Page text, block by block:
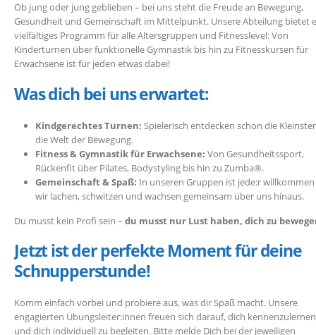
Ob jung oder jung geblieben – bei uns steht die Freude an Bewegung,
Gesundheit und Gemeinschaft im Mittelpunkt. Unsere Abteilung bietet
vielfältiges Programm für alle Altersgruppen und Fitnesslevel: Von
Kinderturnen über funktionelle Gymnastik bis hin zu Fitnesskursen für
Erwachsene ist für jeden etwas dabei!
Was dich bei uns erwartet:
Kindgerechtes Turnen: Spielerisch entdecken schon die
die Welt der Bewegung.
Fitness & Gymnastik für Erwachsene: Von Gesundheitssport,
Rückenfit über Pilates, Bodystyling bis hin zu Zumba®.
Gemeinschaft & Spaß: In unseren Gruppen ist jede:r willkommen
wir lachen, schwitzen und wachsen gemeinsam über uns hinaus.
Du musst kein Profi sein – du musst nur Lust haben, dich zu
Jetzt ist der perfekte Moment für deine
Schnupperstunde!
Komm einfach vorbei und probiere aus, was dir Spaß macht. Unsere
engagierten Übungsleiter:innen freuen sich darauf, dich kennenzulernen
und dich individuell zu begleiten. Bitte melde Dich bei der jeweiligen